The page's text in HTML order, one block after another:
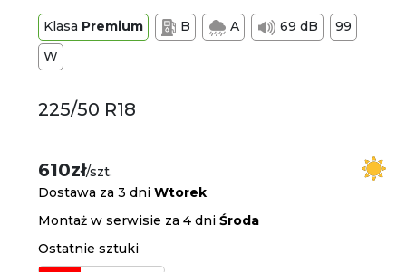
Klasa Premium B A 69 dB
99
W
225/50 R18
610zł/szt.
Dostawa za 3 dniWtorek
Montaż w serwisie za 4 dniŚroda
Ostatnie sztuki